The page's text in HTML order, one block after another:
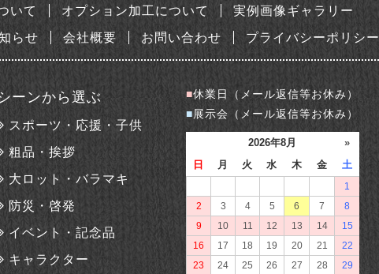
いて オプション加工について
実例画像ギャラリー
らせ 会社概要 お問い合わせ プライバシーポリシー
ーンから選ぶ
スポーツ・応援・子供
粗品・挨拶
大ロット・バラマキ
防災・啓発
イベント・記念品
キャラクター
■休業日（メール返信等お休み）
■展示会（メール返信等お休み）